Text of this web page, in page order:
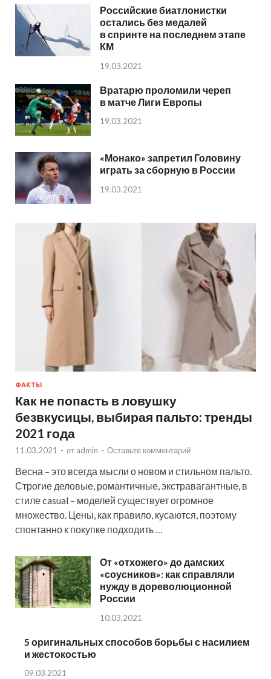
Российские биатлонистки
остались без медалей
в спринте на последнем этапе
КМ
19.03.2021
Вратарю проломили череп
в матче Лиги Европы
19.03.2021
«Монако» запретил Головину
играть за сборную в России
19.03.2021
ФАКТЫ
Как не попасть в ловушку
безвкусицы, выбирая пальто: тренды
2021 года
11.03.2021 - от admin - Оставьте комментарий
Весна – это всегда мысли о новом и стильном пальто.
Строгие деловые, романтичные, экстравагантные, в
стиле casual – моделей существует огромное
множество. Цены, как правило, кусаются, поэтому
спонтанно к покупке подходить …
От «отхожего» до дамских
«соусников»: как справляли
нужду в дореволюционной
России
10.03.2021
5 оригинальных способов борьбы с насилием
и жестокостью
09.03.2021